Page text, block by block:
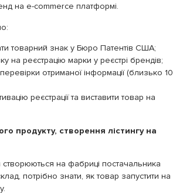
на e-commerce платформі.
товарний знак у Бюро Патентів США;
на реєстрацію марки у реєстрі брендів;
отриманої інформації (близько 10
реєстрації та виставити товар на
продукту, створення лістингу на
на фабриці постачальника
потрібно знати, як товар запустити на